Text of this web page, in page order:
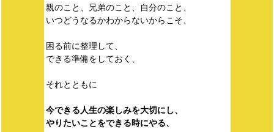
親のこと、兄弟のこと、自分のこと、
いつどうなるかわからないからこそ、
困る前に整理して、
できる準備をしておく、
それとともに
今できる人生の楽しみを大切にし、
やりたいことをできる時にやる、